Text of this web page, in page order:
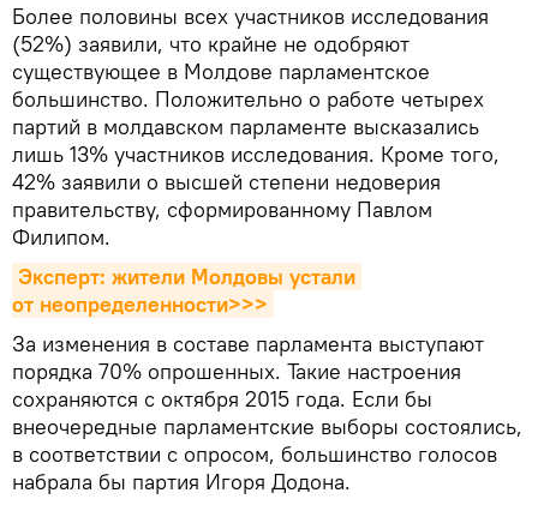
Более половины всех участников исследования
(52%) заявили, что крайне не одобряют
существующее в Молдове парламентское
большинство. Положительно о работе четырех
партий в молдавском парламенте высказались
лишь 13% участников исследования. Кроме того,
42% заявили о высшей степени недоверия
правительству, сформированному Павлом
Филипом.
Эксперт: жители Молдовы устали
от неопределенности>>>
За изменения в составе парламента выступают
порядка 70% опрошенных. Такие настроения
сохраняются с октября 2015 года. Если бы
внеочередные парламентские выборы состоялись,
в соответствии с опросом, большинство голосов
набрала бы партия Игоря Додона.